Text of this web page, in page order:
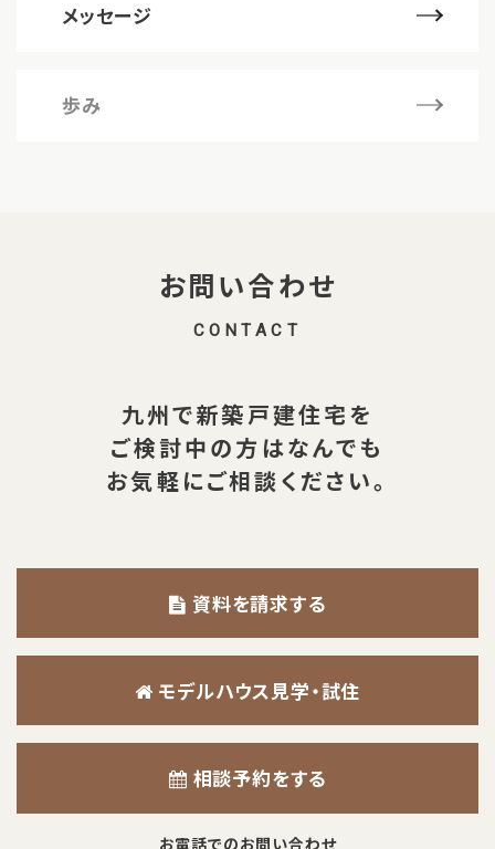
メッセージ
歩み
お問い合わせ
CONTACT
九州で新築戸建住宅を
ご検討中の方はなんでも
お気軽にご相談ください。
資料を請求する
モデルハウス見学・試住
相談予約をする
お電話でのお問い合わせ